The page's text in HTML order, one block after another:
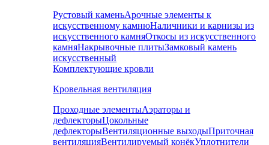
Рустовый каменьАрочные элементы к
искусственному камнюНаличники и карнизы из
искусственного камняОткосы из искусственного
камняНакрывочные плитыЗамковый камень
искусственный
Комплектующие кровли
Кровельная вентиляция
Проходные элементыАэраторы и
дефлекторыЦокольные
дефлекторыВентиляционные выходыПриточная
вентиляцияВентилируемый конёкУплотнители